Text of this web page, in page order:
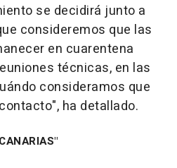
se decidirá junto a
consideremos que las
en cuarentena
técnicas, en las
consideramos que
ha detallado.